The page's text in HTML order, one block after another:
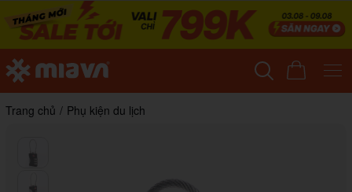
Trang chủ / Phụ kiện du lịch